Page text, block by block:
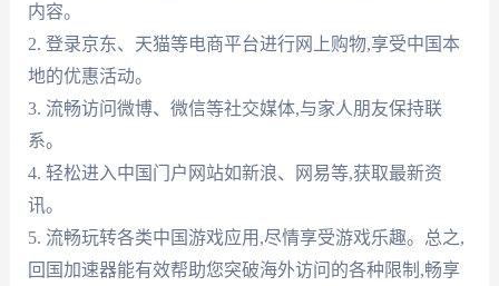
内容。
2. 登录京东、天猫等电商平台进行网上购物,享受中国本
地的优惠活动。
3. 流畅访问微博、微信等社交媒体,与家人朋友保持联
系。
4. 轻松进入中国门户网站如新浪、网易等,获取最新资
讯。
5. 流畅玩转各类中国游戏应用,尽情享受游戏乐趣。总之,
回国加速器能有效帮助您突破海外访问的各种限制,畅享